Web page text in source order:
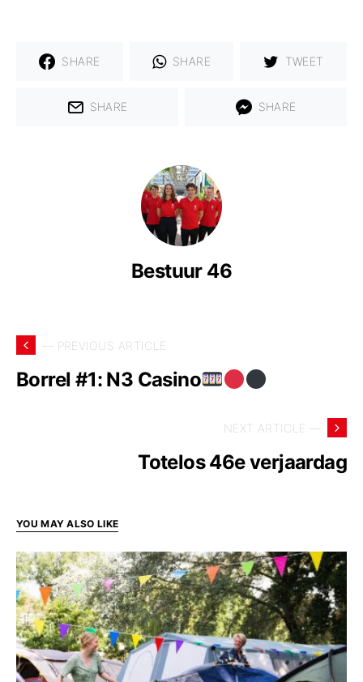
SHARE SHARE TWEET
SHARE SHARE
Bestuur 46
— PREVIOUS ARTICLE
Borrel #1: N3 Casino
NEXT ARTICLE —
Totelos 46e verjaardag
YOU MAY ALSO LIKE